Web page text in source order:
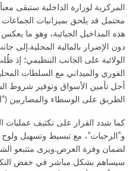
المركزية لوزارة الداخلية ستبقى
محتمل قد يلحق بميزانيات الجماعات
هذه المداخيل الجبائية، وهو ما
دون الإضرار بالمالية المحلية.إلى
الولائية على الجانب التنظيمي؛
الفوري والميداني مع السلطات
أجل تأمين الأسواق وتوفير شروط
الطريق على الوسطاء والمضاربين
كما شدد القرار على تكثيف عمليات
و”الرحبات”، مع تبسيط وتسهيل
لضمان وفرة العرض.ويرى متتبعو
سيساهم بشكل مباشر في خفض